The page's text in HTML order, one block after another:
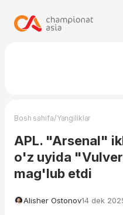
Bosh sahifa/Yangiliklar
APL. "Arsenal"
o'z uyida
mag'lub etdi
Alisher Ostonov14 dek